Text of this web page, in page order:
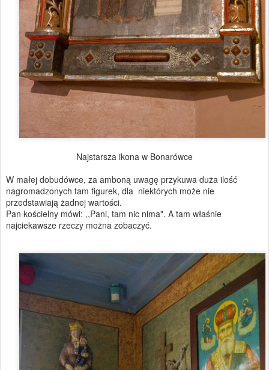
Najstarsza ikona w Bonarówce
W małej dobudówce, za amboną uwagę przykuwa duża ilość
nagromadzonych tam figurek, dla niektórych może nie
przedstawiają żadnej wartości.
Pan kościelny mówi: ,,Pani, tam nic nima". A tam właśnie
najciekawsze rzeczy można zobaczyć.